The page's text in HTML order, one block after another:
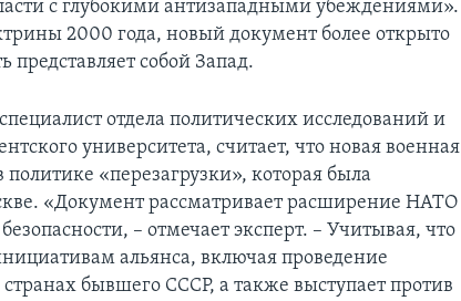
с глубокими антизападными убеждениями».
2000 года, новый документ более открыто
представляет собой Запад.
отдела политических исследований и
университета, считает, что новая военная
«перезагрузки», которая была
«Документ рассматривает расширение НАТО
– отмечает эксперт. – Учитывая, что
альянса, включая проведение
бывшего СССР, а также выступает против